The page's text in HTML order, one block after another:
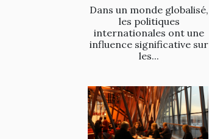
Dans un monde globalisé,
les politiques
internationales ont une
influence significative sur
les...